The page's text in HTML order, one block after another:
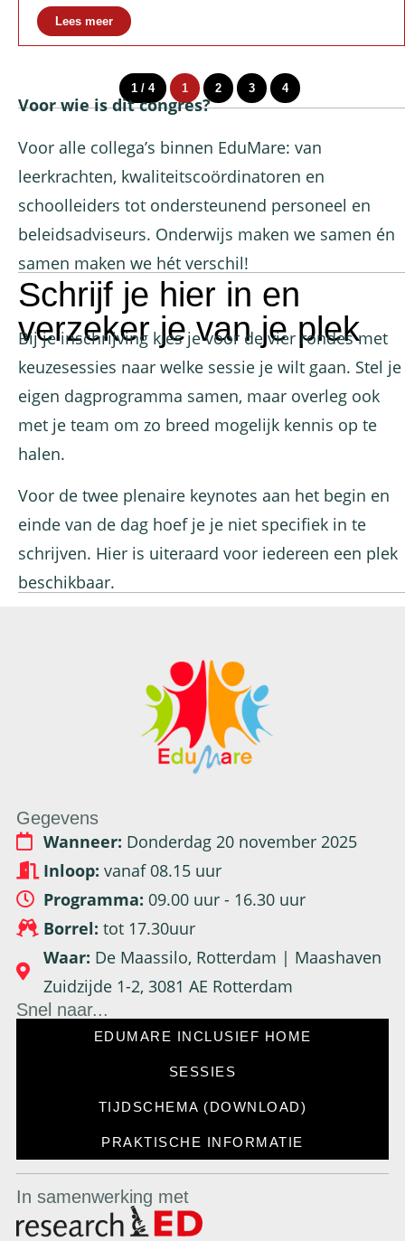
Lees meer
1 / 4 1 2 3 4
Voor wie is dit congres?
Voor alle collega’s binnen EduMare: van
leerkrachten, kwaliteitscoördinatoren en
schoolleiders tot ondersteunend personeel en
beleidsadviseurs. Onderwijs maken we samen én
samen maken we hét verschil!
Schrijf je hier in en
verzeker je van je plek
Bij je inschrijving kies je voor de vier rondes met
keuzesessies naar welke sessie je wilt gaan. Stel je
eigen dagprogramma samen, maar overleg ook
met je team om zo breed mogelijk kennis op te
halen.
Voor de twee plenaire keynotes aan het begin en
einde van de dag hoef je je niet specifiek in te
schrijven. Hier is uiteraard voor iedereen een plek
beschikbaar.
Gegevens
Wanneer: Donderdag 20 november 2025
Inloop: vanaf 08.15 uur
Programma: 09.00 uur - 16.30 uur
Borrel: tot 17.30uur
Waar: De Maassilo, Rotterdam | Maashaven
Zuidzijde 1-2, 3081 AE Rotterdam
Snel naar...
EDUMARE INCLUSIEF HOME
SESSIES
TIJDSCHEMA (DOWNLOAD)
PRAKTISCHE INFORMATIE
In samenwerking met